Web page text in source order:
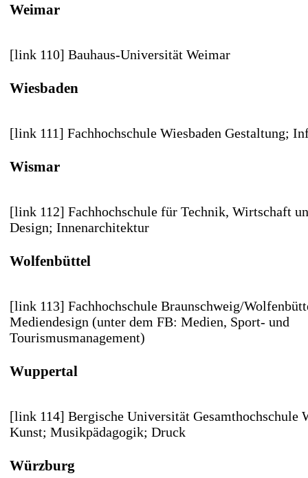
Weimar
[link 110] Bauhaus-Universität Weimar
Wiesbaden
[link 111] Fachhochschule Wiesbaden Gestaltung;
Wismar
[link 112] Fachhochschule für Technik, Wirtschaft
Design; Innenarchitektur
Wolfenbüttel
[link 113] Fachhochschule Braunschweig/
Mediendesign (unter dem FB: Medien, Sport- und
Tourismusmanagement)
Wuppertal
[link 114] Bergische Universität Gesamthochschule
Kunst; Musikpädagogik; Druck
Würzburg